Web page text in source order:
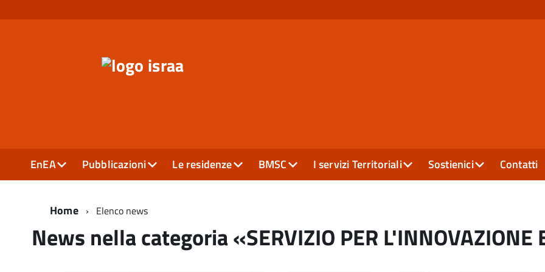
EnEA Pubblicazioni Le residenze BMSC I servizi Territoriali Sostienici Contatti
Home Elenco news
News nella categoria «SERVIZIO PER L'INNOVAZIONE